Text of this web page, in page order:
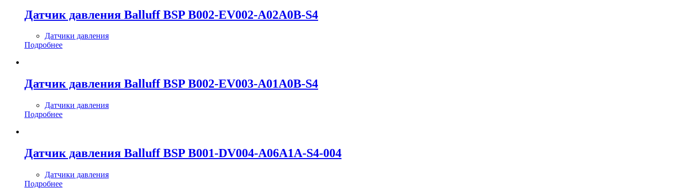
Датчик давления Balluff BSP B002-EV002-A02A0B-S4
Датчики давления
Подробнее
Датчик давления Balluff BSP B002-EV003-A01A0B-S4
Датчики давления
Подробнее
Датчик давления Balluff BSP B001-DV004-A06A1A-S4-004
Датчики давления
Подробнее